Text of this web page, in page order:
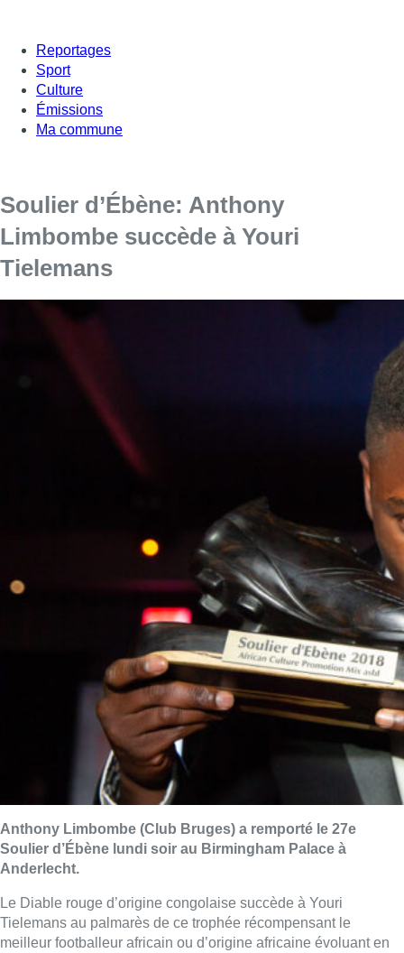
Reportages
Sport
Culture
Émissions
Ma commune
Soulier d’Ébène: Anthony
Limbombe succède à Youri
Tielemans
Anthony Limbombe (Club Bruges) a remporté le 27e
Soulier d’Ébène lundi soir au Birmingham Palace à
Anderlecht.
Le Diable rouge d’origine congolaise succède à Youri
Tielemans au palmarès de ce trophée récompensant le
meilleur footballeur africain ou d’origine africaine évoluant en